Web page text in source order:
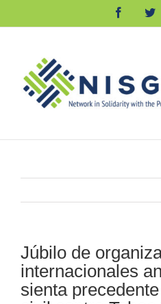
Facebook
Júbilo de
internacionales
sienta